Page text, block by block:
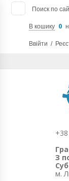
Поиск по
В кошику 0
Ввійти /
З
м.